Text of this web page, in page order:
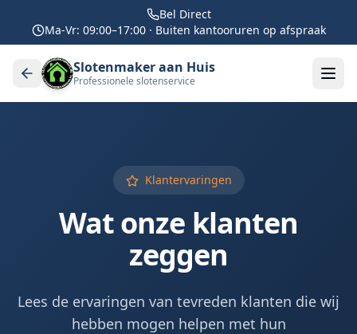
Bel Direct
Ma-Vr: 09:00–17:00 · Buiten kantooruren op afspraak
Slotenmaker aan Huis
Professionele slotenservice
Klantervaringen
Wat onze klanten
zeggen
Lees de ervaringen van tevreden klanten die wij
hebben mogen helpen met hun